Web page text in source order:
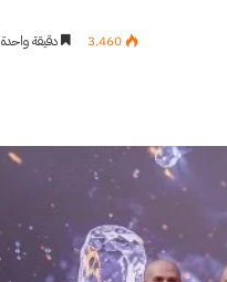
3٬460 دقيقة واحدة